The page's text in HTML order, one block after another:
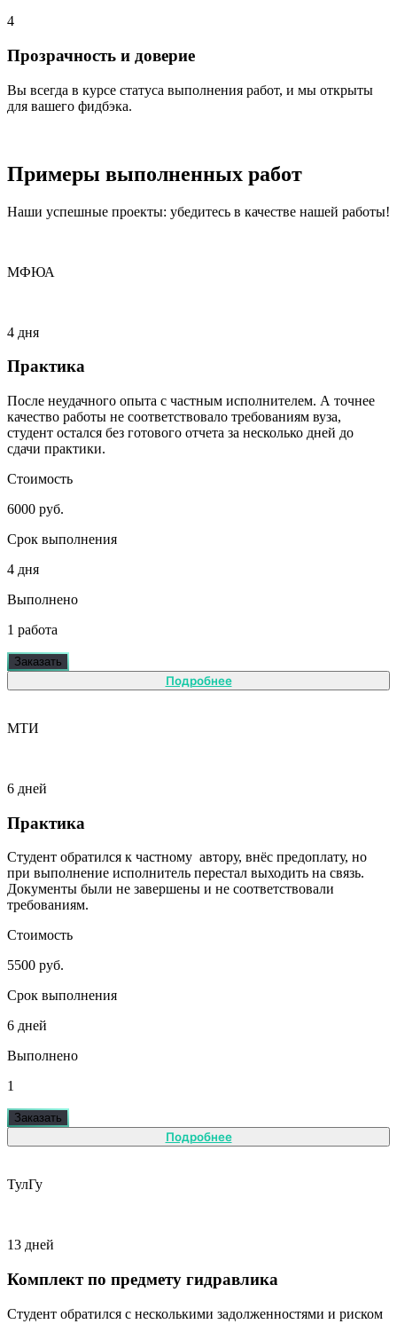
4
Прозрачность и доверие
Вы всегда в курсе статуса выполнения работ, и мы открыты
для вашего фидбэка.
Примеры выполненных работ
Наши успешные проекты: убедитесь в качестве нашей работы!
МФЮА
4 дня
Практика
После неудачного опыта с частным исполнителем. А точнее
качество работы не соответствовало требованиям вуза,
студент остался без готового отчета за несколько дней до
сдачи практики.
Стоимость
6000 руб.
Срок выполнения
4 дня
Выполнено
1 работа
Заказать
Подробнее
МТИ
6 дней
Практика
Студент обратился к частному автору, внёс предоплату, но
при выполнение исполнитель перестал выходить на связь.
Документы были не завершены и не соответствовали
требованиям.
Стоимость
5500 руб.
Срок выполнения
6 дней
Выполнено
1
Заказать
Подробнее
ТулГу
13 дней
Комплект по предмету гидравлика
Студент обратился с несколькими задолженностями и риском